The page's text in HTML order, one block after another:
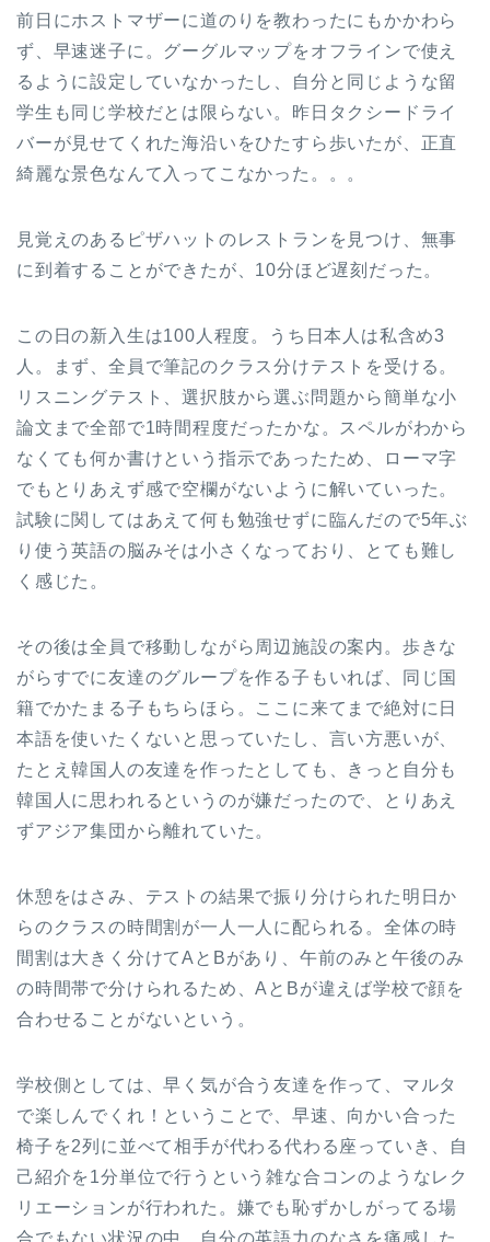
前日にホストマザーに道のりを教わったにもかかわら
ず、早速迷子に。グーグルマップをオフラインで使え
るように設定していなかったし、自分と同じような留
学生も同じ学校だとは限らない。昨日タクシードライ
バーが見せてくれた海沿いをひたすら歩いたが、正直
綺麗な景色なんて入ってこなかった。。。
見覚えのあるピザハットのレストランを見つけ、無事
に到着することができたが、10分ほど遅刻だった。
この日の新入生は100人程度。うち日本人は私含め3
人。まず、全員で筆記のクラス分けテストを受ける。
リスニングテスト、選択肢から選ぶ問題から簡単な小
論文まで全部で1時間程度だったかな。スペルがわから
なくても何か書けという指示であったため、ローマ字
でもとりあえず感で空欄がないように解いていった。
試験に関してはあえて何も勉強せずに臨んだので5年ぶ
り使う英語の脳みそは小さくなっており、とても難し
く感じた。
その後は全員で移動しながら周辺施設の案内。歩きな
がらすでに友達のグループを作る子もいれば、同じ国
籍でかたまる子もちらほら。ここに来てまで絶対に日
本語を使いたくないと思っていたし、言い方悪いが、
たとえ韓国人の友達を作ったとしても、きっと自分も
韓国人に思われるというのが嫌だったので、とりあえ
ずアジア集団から離れていた。
休憩をはさみ、テストの結果で振り分けられた明日か
らのクラスの時間割が一人一人に配られる。全体の時
間割は大きく分けてAとBがあり、午前のみと午後のみ
の時間帯で分けられるため、AとBが違えば学校で顔を
合わせることがないという。
学校側としては、早く気が合う友達を作って、マルタ
で楽しんでくれ！ということで、早速、向かい合った
椅子を2列に並べて相手が代わる代わる座っていき、自
己紹介を1分単位で行うという雑な合コンのようなレク
リエーションが行われた。嫌でも恥ずかしがってる場
合でもない状況の中、自分の英語力のなさを痛感した